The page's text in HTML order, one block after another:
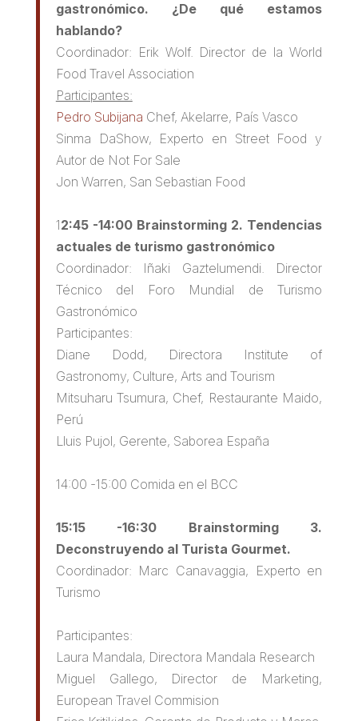
gastronómico. ¿De qué estamos
hablando?
Coordinador: Erik Wolf. Director de la World
Food Travel Association
Participantes:
Pedro Subijana Chef, Akelarre, País Vasco
Sinma DaShow, Experto en Street Food y
Autor de Not For Sale
Jon Warren, San Sebastian Food
12:45 -14:00 Brainstorming 2. Tendencias
actuales de turismo gastronómico
Coordinador: Iñaki Gaztelumendi. Director
Técnico del Foro Mundial de Turismo
Gastronómico
Participantes:
Diane Dodd, Directora Institute of
Gastronomy, Culture, Arts and Tourism
Mitsuharu Tsumura, Chef, Restaurante Maido,
Perú
Lluis Pujol, Gerente, Saborea España
14:00 -15:00 Comida en el BCC
15:15 -16:30 Brainstorming 3.
Deconstruyendo al Turista Gourmet.
Coordinador: Marc Canavaggia, Experto en
Turismo
Participantes:
Laura Mandala, Directora Mandala Research
Miguel Gallego, Director de Marketing,
European Travel Commision